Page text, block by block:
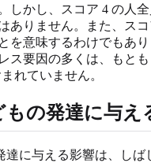
しかし、スコア 4 の人
ありません。また、ス
を意味するわけでもあ
ス要因の多くは、もとも
れていません。
もの発達に与え
達に与える影響は、しば